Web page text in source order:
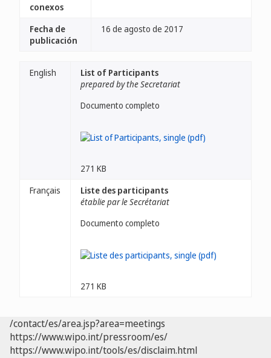
conexos
Fecha de
publicación
16 de agosto de 2017
English
List of Participants
prepared by the Secretariat
Documento completo
271 KB
Français
Liste des participants
établie par le Secrétariat
Documento completo
271 KB
/contact/es/area.jsp?area=meetings
https://www.wipo.int/pressroom/es/
https://www.wipo.int/tools/es/disclaim.html